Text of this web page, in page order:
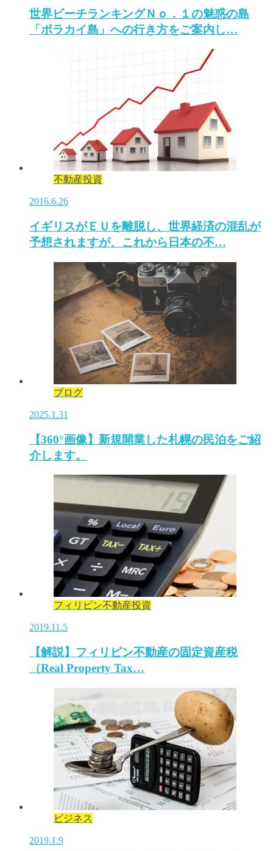
世界ビーチランキングＮｏ．１の魅惑の島
「ボラカイ島」への行き方をご案内し…
不動産投資
2016.6.26
イギリスがＥＵを離脱し、世界経済の混乱が
予想されますが、これから日本の不…
ブログ
2025.1.31
【360°画像】新規開業した札幌の民泊をご紹
介します。
フィリピン不動産投資
2019.11.5
【解説】フィリピン不動産の固定資産税
（Real Property Tax…
ビジネス
2019.1.9